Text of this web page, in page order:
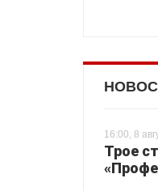
16:00, 8
Трое